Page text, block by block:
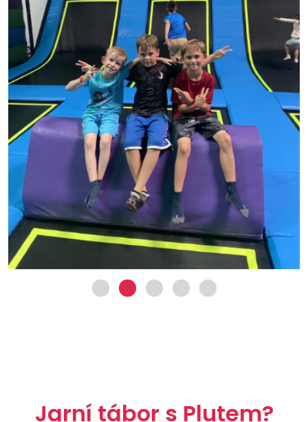
Jarní tábor s Plutem?